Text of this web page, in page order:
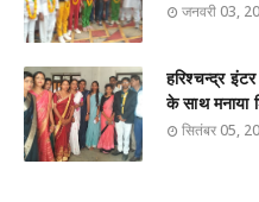
जनवरी 03,
हरिश्चन्द्र इंटर
के साथ मनाया
सितंबर 05,